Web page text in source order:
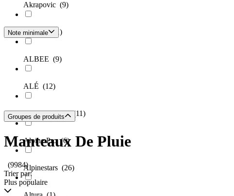
Akrapovic (9)
Albatros(1)
ALBEE (9)
ALÉ (12)
Alife & Kickin(11)
Alpine Pro(6)
Alpinestars (26)
Note minimale
Groupes de produits
Manteaux De Pluie
(9984)
Trier par:
Plus populaire